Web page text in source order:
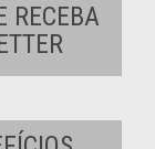
RECEBA